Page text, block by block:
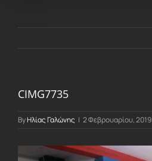
CIMG7735
ByΗλίας Γαλώνης | 2 Φεβρουαρίου, 2019